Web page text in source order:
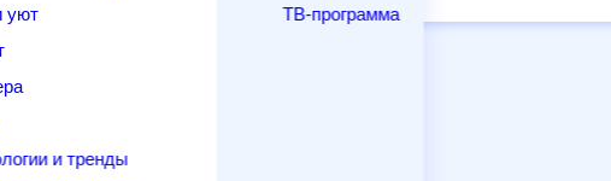
уют
и тренды
ТВ-программа